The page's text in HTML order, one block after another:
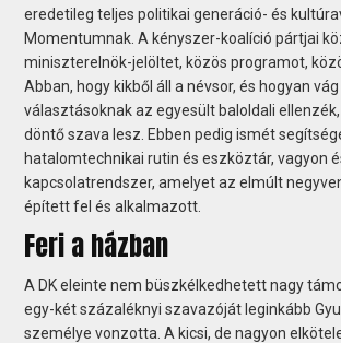
eredetileg teljes politikai generáció- és
Momentumnak. A kényszer-koalíció pártjai
miniszterelnök-jelöltet, közös programot,
Abban, hogy kikből áll a névsor, és hogyan
választásoknak az egyesült baloldali
döntő szava lesz. Ebben pedig ismét
hatalomtechnikai rutin és eszköztár, vagyon
kapcsolatrendszer, amelyet az elmúlt
épített fel és alkalmazott.
Feri a házban
A DK eleinte nem büszkélkedhetett nagy
egy-két százaléknyi szavazóját leginkább
személye vonzotta. A kicsi, de nagyon